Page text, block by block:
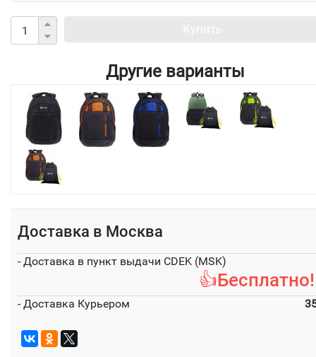
Другие варианты
Доставка в Москва
- Доставка в пункт выдачи CDEK (MSK)
- Доставка Курьером